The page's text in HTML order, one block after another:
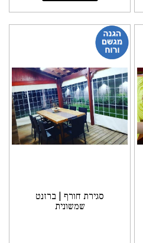
סגירת חורף | ברזנט
שמשונית